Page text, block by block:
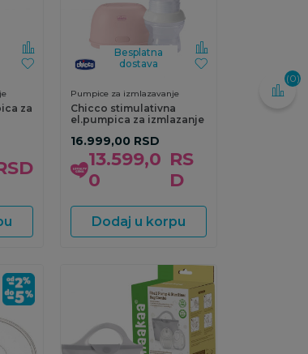
za
Besplatna
dostava
Pumpice za izmlazavanje
Chicco stimulativna
el.pumpica za izmlazanje
16.999,00 RSD
13.599,0
0
RS
D
Dodaj u korpu
(0)